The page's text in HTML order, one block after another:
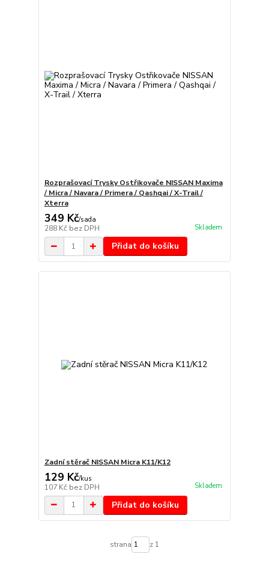
Rozprašovací Trysky Ostřikovače NISSAN Maxima
/ Micra / Navara / Primera / Qashqai / X-Trail /
Xterra
349 Kč/sada
288 Kč bez DPH Skladem
Přidat do košíku
Zadní stěrač NISSAN Micra K11/K12
129 Kč/kus
107 Kč bez DPH Skladem
Přidat do košíku
strana z 1